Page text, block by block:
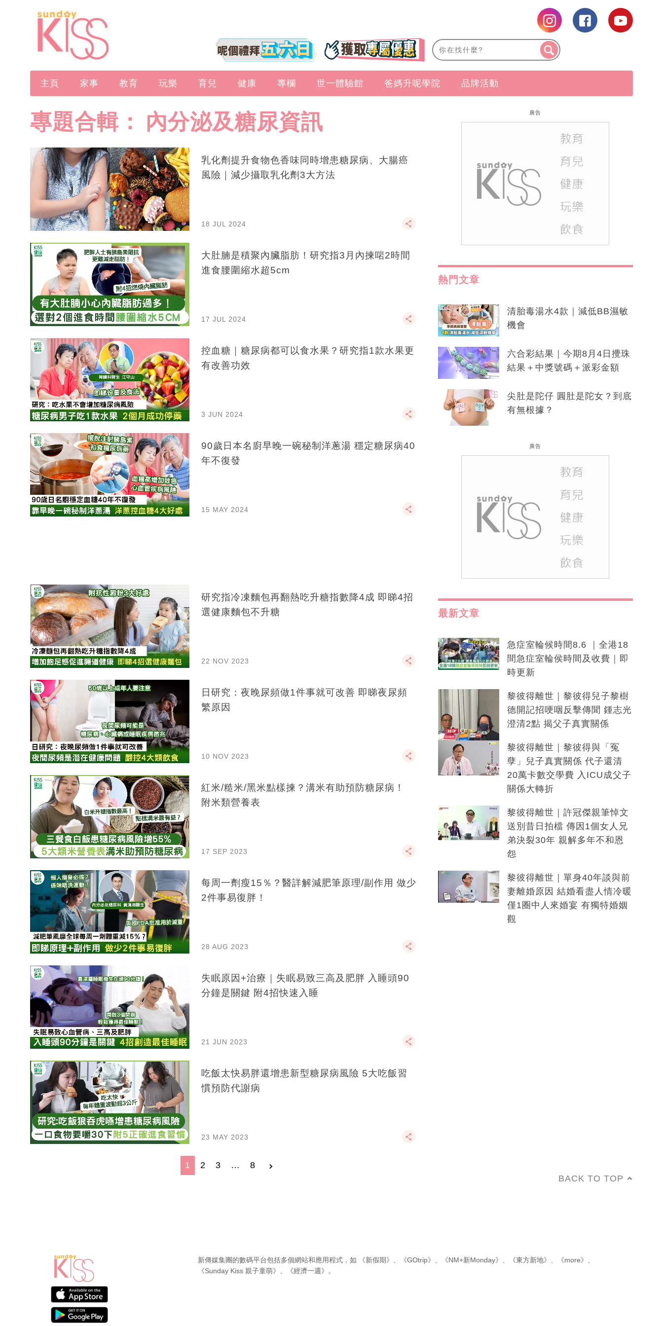
主頁 家事 教育 玩樂 育兒 健康 專欄 世一體驗館 爸媽升呢學院 品牌活動
專題合輯： 內分泌及糖尿資訊
乳化劑提升食物色香味同時增患糖尿病、大腸癌
風險｜減少攝取乳化劑3大方法
18 JUL 2024
大肚腩是積聚內臟脂肪！研究指3月內揀啱2時間
進食腰圍縮水超5cm
17 JUL 2024
控血糖｜糖尿病都可以食水果？研究指1款水果更
有改善功效
3 JUN 2024
90歲日本名廚早晚一碗秘制洋蔥湯 穩定糖尿病40
年不復發
15 MAY 2024
研究指冷凍麵包再翻熱吃升糖指數降4成 即睇4招
選健康麵包不升糖
22 NOV 2023
日研究：夜晚尿頻做1件事就可改善 即睇夜尿頻
繁原因
10 NOV 2023
紅米/糙米/黑米點樣揀？溝米有助預防糖尿病！
附米類營養表
17 SEP 2023
每周一劑瘦15％？醫詳解減肥筆原理/副作用 做少
2件事易復胖！
28 AUG 2023
失眠原因+治療｜失眠易致三高及肥胖 入睡頭90
分鐘是關鍵 附4招快速入睡
21 JUN 2023
吃飯太快易胖還增患新型糖尿病風險 5大吃飯習
慣預防代謝病
23 MAY 2023
1 2 3 … 8
廣告
熱門文章
清胎毒湯水4款｜減低BB濕敏
機會
六合彩結果｜今期8月4日攪珠
結果＋中獎號碼＋派彩金額
尖肚是陀仔 圓肚是陀女？到底
有無根據？
廣告
最新文章
急症室輪候時間8.6 ｜全港18
間急症室輪侯時間及收費｜即
時更新
黎彼得離世｜黎彼得兒子黎樹
德開記招哽咽反擊傳聞 鍾志光
澄清2點 揭父子真實關係
黎彼得離世｜黎彼得與「冤
孽」兒子真實關係 代子還清
20萬卡數交學費 入ICU成父子
關係大轉折
黎彼得離世｜許冠傑親筆悼文
送別昔日拍檔 傳因1個女人兄
弟決裂30年 親解多年不和恩
怨
黎彼得離世｜單身40年談與前
妻離婚原因 結婚看盡人情冷暖
僅1圈中人來婚宴 有獨特婚姻
觀
BACK TO TOP
新傳媒集團的數碼平台包括多個網站和應用程式，如 《新假期》 《GOtrip》 《NM+新Monday》 《東方新地》 《more》
《Sunday Kiss 親子童萌》
《經濟一週》 。